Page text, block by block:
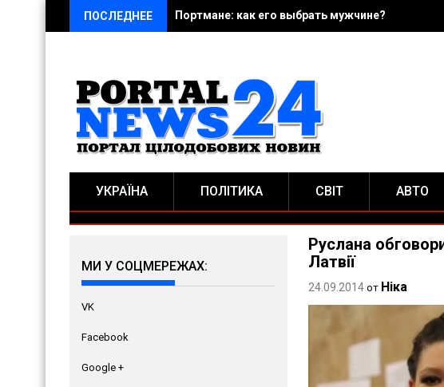
ПОСЛЕДНЕЕ Портмане: как его выбрать мужчине?
УКРАЇНА ПОЛІТИКА СВІТ АВТО
Руслана
Латвії
24.09.2014 от Ніка
МИ У СОЦМЕРЕЖАХ:
VK
Facebook
Google +